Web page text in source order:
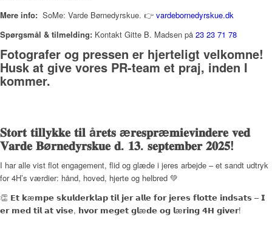
Mere info: SoMe: Varde Børnedyrskue. 👉 vardebornedyrskue.dk
Spørgsmål & tilmelding: Kontakt Gitte B. Madsen på 23 23 71 78
Fotografer og pressen er hjerteligt velkomne!
Husk at give vores PR-team et praj, inden I
kommer.
𝐒𝐭𝐨𝐫𝐭 𝐭𝐢𝐥𝐥𝐲𝐤𝐤𝐞 𝐭𝐢𝐥 å𝐫𝐞𝐭𝐬 æ𝐫𝐞𝐬𝐩𝐫æ𝐦𝐢𝐞𝐯𝐢𝐧𝐝𝐞𝐫𝐞 𝐯𝐞𝐝
𝐕𝐚𝐫𝐝𝐞 𝐁ø𝐫𝐧𝐞𝐝𝐲𝐫𝐬𝐤𝐮𝐞 𝐝. 𝟏𝟑. 𝐬𝐞𝐩𝐭𝐞𝐦𝐛𝐞𝐫 𝟐𝟎𝟐𝟓!
I har alle vist flot engagement, flid og glæde i jeres arbejde – et sandt udtryk
for 4H’s værdier: hånd, hoved, hjerte og helbred 💚
👏 𝗘𝘁 𝗸æ𝗺𝗽𝗲 𝘀𝗸𝘂𝗹𝗱𝗲𝗿𝗸𝗹𝗮𝗽 𝘁𝗶𝗹 𝗷𝗲𝗿 𝗮𝗹𝗹𝗲 𝗳𝗼𝗿 𝗷𝗲𝗿𝗲𝘀 𝗳𝗹𝗼𝘁𝘁𝗲 𝗶𝗻𝗱𝘀𝗮𝘁𝘀 – 𝗜
𝗲𝗿 𝗺𝗲𝗱 𝘁𝗶𝗹 𝗮𝘁 𝘃𝗶𝘀𝗲, 𝗵𝘃𝗼𝗿 𝗺𝗲𝗴𝗲𝘁 𝗴𝗹æ𝗱𝗲 𝗼𝗴 𝗹æ𝗿𝗶𝗻𝗴 𝟰𝗛 𝗴𝗶𝘃𝗲𝗿!